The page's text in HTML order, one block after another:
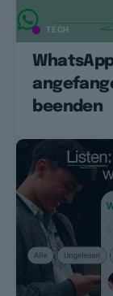
TECH
beenden